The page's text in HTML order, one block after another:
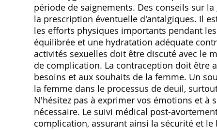
période de saignements. Des conseils sur
la prescription éventuelle d'antalgiques. Il
les efforts physiques importants pendant
équilibrée et une hydratation adéquate
activités sexuelles doit être discuté avec le
de complication. La contraception doit être
besoins et aux souhaits de la femme. Un
la femme dans le processus de deuil,
N'hésitez pas à exprimer vos émotions et
nécessaire. Le suivi médical post-
complication, assurant ainsi la sécurité et